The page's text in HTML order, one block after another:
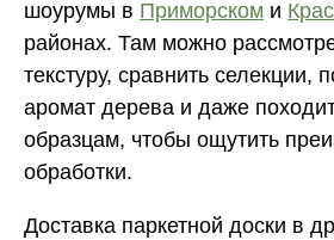
шоурумы в Приморском и
районах. Там можно
текстуру, сравнить селекции,
аромат дерева и даже
образцам, чтобы ощутить
обработки.
Доставка паркетной доски в